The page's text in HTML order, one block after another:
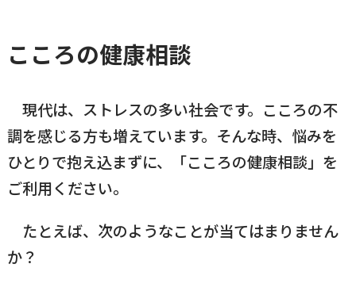
横瀬町公式note
暮らしの便利帳「わかる」
自治体間連携
こころの健康相談
現代は、ストレスの多い社会です。こころの不
調を感じる方も増えています。そんな時、悩みを
ひとりで抱え込まずに、「こころの健康相談」を
ご利用ください。
たとえば、次のようなことが当てはまりません
か？